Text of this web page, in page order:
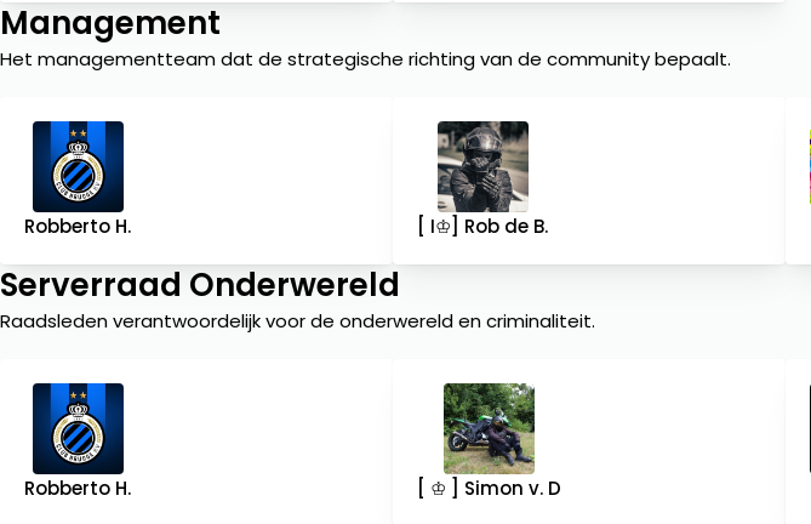
Management
Het managementteam dat de strategische richting van de community bepaalt.
Robberto H. [ I♔] Rob de B.
Serverraad Onderwereld
Raadsleden verantwoordelijk voor de onderwereld en criminaliteit.
Robberto H. [ ♔ ] Simon v. D